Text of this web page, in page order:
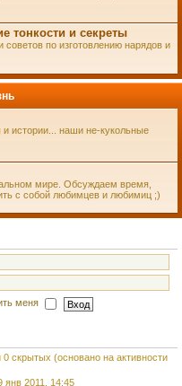
тонкости и секреты
по изготовлению нарядов и
истории... наши не-кукольные
мире. Обсуждаем время,
с собой любимцев и любимиц ;)
меня
скрытых (основано на активности
янв 2011, 14:45